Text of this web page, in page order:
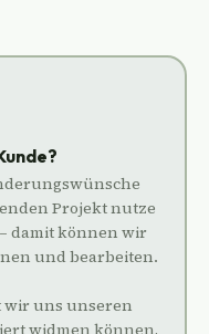
Projekt nutze
damit können wir
und bearbeiten.
wir uns unseren
widmen können,